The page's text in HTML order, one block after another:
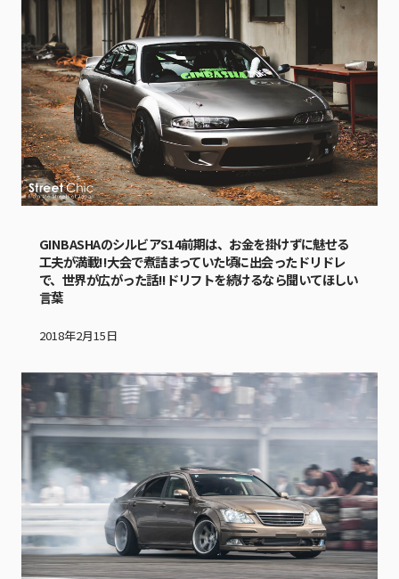
GINBASHAのシルビアS14前期は、お金を掛けずに魅せる
工夫が満載!!大会で煮詰まっていた頃に出会ったドリドレ
で、世界が広がった話!!ドリフトを続けるなら聞いてほしい
言葉
2018年2月15日